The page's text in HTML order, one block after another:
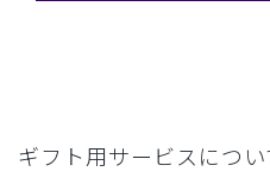
ギフト用サービスについ